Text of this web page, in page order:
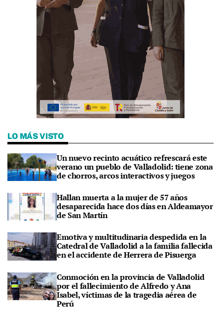
LO MÁS VISTO
Un nuevo recinto acuático refrescará este
verano un pueblo de Valladolid: tiene zona
de chorros, arcos interactivos y juegos
Hallan muerta a la mujer de 57 años
desaparecida hace dos días en Aldeamayor
de San Martín
Emotiva y multitudinaria despedida en la
Catedral de Valladolid a la familia fallecida
en el accidente de Herrera de Pisuerga
Conmoción en la provincia de Valladolid
por el fallecimiento de Alfredo y Ana
Isabel, víctimas de la tragedia aérea de
Perú